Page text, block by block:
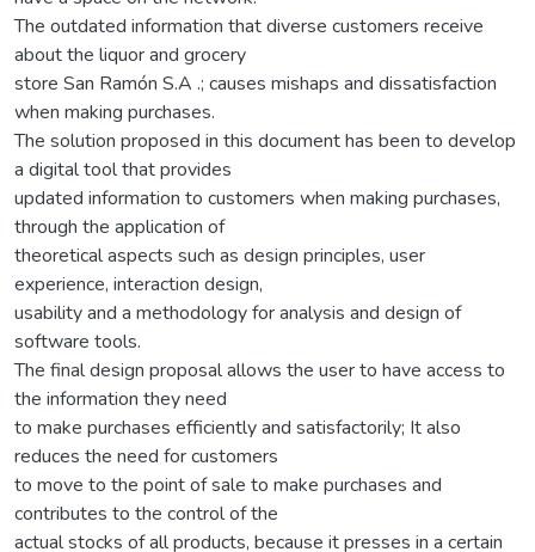
The outdated information that diverse customers receive
about the liquor and grocery
store San Ramón S.A .; causes mishaps and dissatisfaction
when making purchases.
The solution proposed in this document has been to develop
a digital tool that provides
updated information to customers when making purchases,
through the application of
theoretical aspects such as design principles, user
experience, interaction design,
usability and a methodology for analysis and design of
software tools.
The final design proposal allows the user to have access to
the information they need
to make purchases efficiently and satisfactorily; It also
reduces the need for customers
to move to the point of sale to make purchases and
contributes to the control of the
actual stocks of all products, because it presses in a certain